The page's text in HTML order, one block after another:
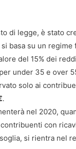
di legge, è stato
basa su un
del 15% dei
under 35 e over
solo ai
.
nel 2020,
con
si rientra nel